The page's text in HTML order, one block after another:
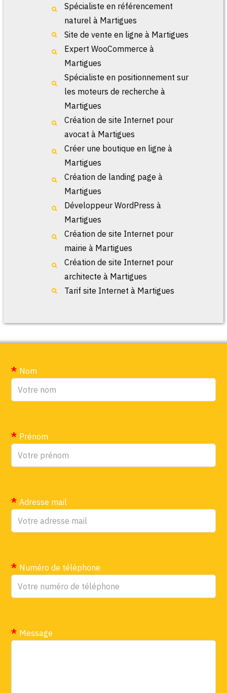
Spécialiste en référencement
naturel à Martigues
Site de vente en ligne à Martigues
Expert WooCommerce à
Martigues
Spécialiste en positionnement sur
les moteurs de recherche à
Martigues
Création de site Internet pour
avocat à Martigues
Créer une boutique en ligne à
Martigues
Création de landing page à
Martigues
Développeur WordPress à
Martigues
Création de site Internet pour
mairie à Martigues
Création de site Internet pour
architecte à Martigues
Tarif site Internet à Martigues
Nom
Prénom
Adresse mail
Numéro de téléphone
Message